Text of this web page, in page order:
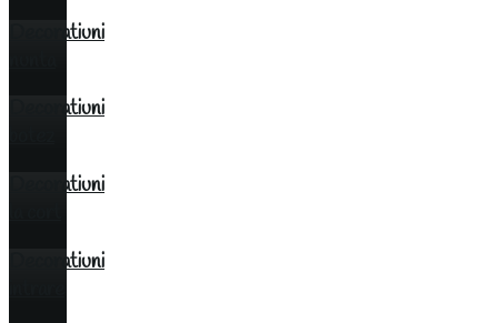
Decoratiuni
Decoratiuni
Decoratiuni
Decoratiuni